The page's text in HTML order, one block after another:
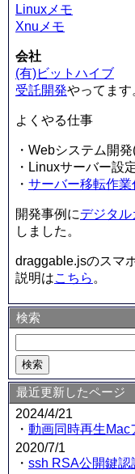
Linuxメモ
Xnuメモ
会社
(有)ビットハイブ
受託開発やってます
よくやる仕事
・Webシステム開
・Linuxサーバー設
・ サーバー移転作業
開発事例にデジタ
しました。
draggable.jsのスマ
説明はこちら 。
検索
最近更新したページ
2024/4/21
・ 動画同時再生Mac
2020/7/1
・ ssh RSA公開鍵認